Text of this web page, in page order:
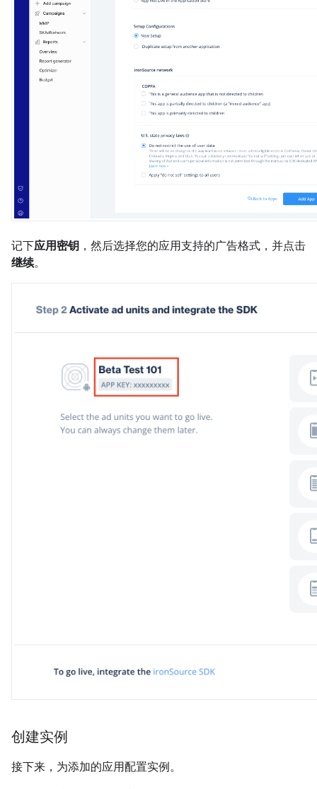
记下应用密钥 ，然后选择您的应用支持的广告格式，并点击
继续。
创建实例
接下来，为添加的应用配置实例。